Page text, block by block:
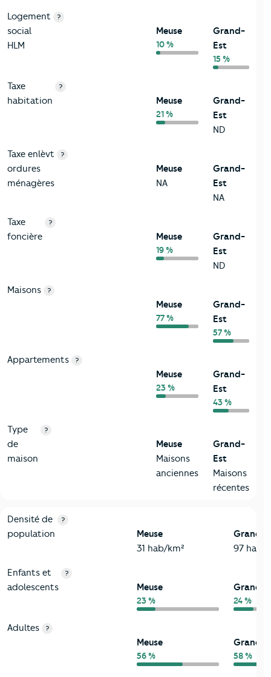
Logement
social
HLM
?
Meuse
10 %
Grand-
Est
15 %
Taxe
habitation
?
Meuse
21 %
Grand-
Est
ND
Taxe enlèvt
ordures
ménagères
?
Meuse
NA
Grand-
Est
NA
Taxe
foncière
?
Meuse
19 %
Grand-
Est
ND
Maisons ?
Meuse
77 %
Grand-
Est
57 %
Appartements ?
Meuse
23 %
Grand-
Est
43 %
Type
de
maison
?
Meuse
Maisons
anciennes
Grand-
Est
Maisons
récentes
2-Habitants
Critères Meuse
Densité de
population
?
Meuse
31 hab/km²
Grand-
97 hab/
Enfants et
adolescents
?
Meuse
23 %
Grand-
24 %
Adultes ?
Meuse
56 %
Grand-
58 %